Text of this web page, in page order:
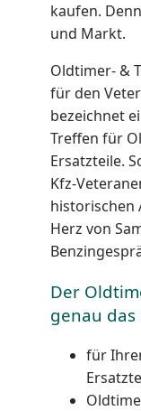
kaufen.
und Markt.
Oldtimer- &
für den
bezeichnet
Treffen für
Ersatzteile.
Kfz-
historischen
Herz von
Der
genau
für